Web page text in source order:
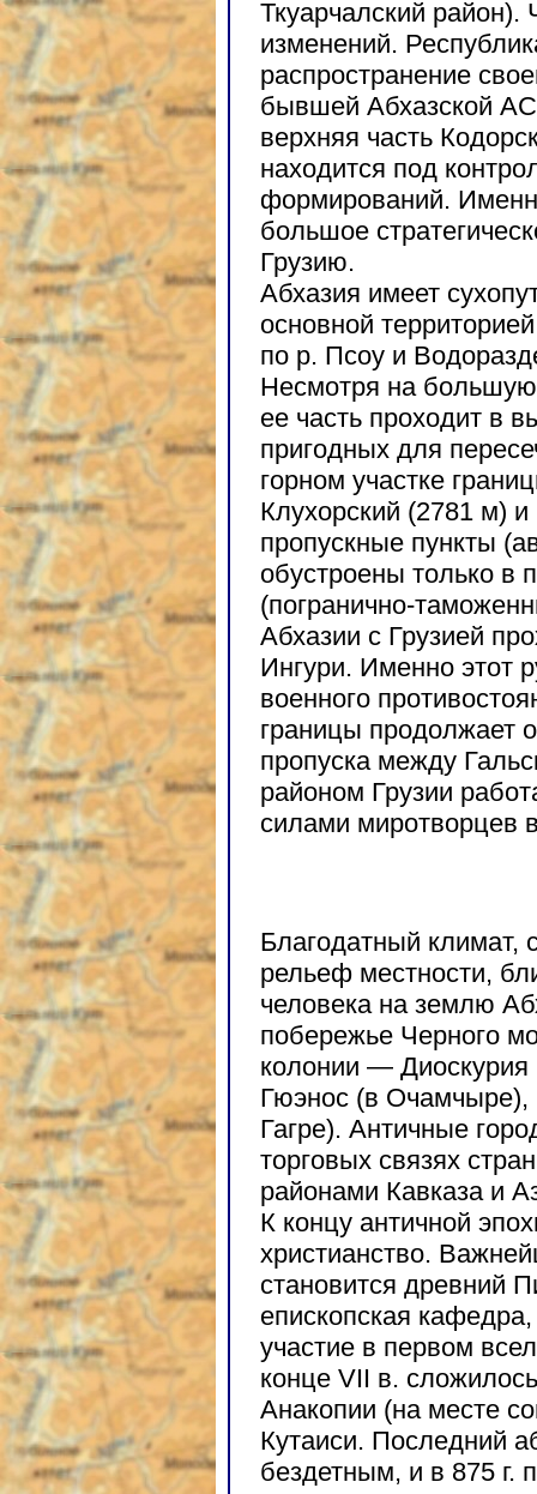
Ткуарчалский район).
изменений.
распространение
бывшей Абхазской
верхняя часть
находится под
формирований.
большое
Грузию.
Абхазия имеет
основной
по р. Псоу и
Несмотря на большую
ее часть проходит в
пригодных для
горном участке
Клухорский (2781 м)
пропускные пункты
обустроены только в
(погранично-
Абхазии с Грузией
Ингури. Именно этот
военного
границы продолжает
пропуска между
районом Грузии
силами миротворцев
Благодатный климат,
рельеф местности,
человека на землю
побережье Черного
колонии — Диоскурия
Гюэнос (в Очамчыре),
Гагре). Античные
торговых связях
районами Кавказа и
К концу античной
христианство.
становится древний
епископская
участие в первом
конце VII в.
Анакопии (на месте
Кутаиси. Последний
бездетным, и в 875 г.